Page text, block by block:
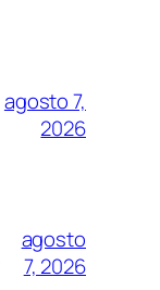
agosto 7,
2026
agosto
7, 2026